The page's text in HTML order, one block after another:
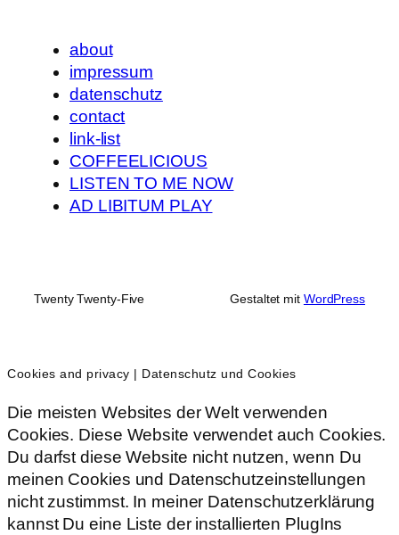
about
impressum
datenschutz
contact
link-list
COFFEELICIOUS
LISTEN TO ME NOW
AD LIBITUM PLAY
Twenty Twenty-Five Gestaltet mit WordPress
Cookies and privacy | Datenschutz und Cookies
Die meisten Websites der Welt verwenden
Cookies. Diese Website verwendet auch Cookies.
Du darfst diese Website nicht nutzen, wenn Du
meinen Cookies und Datenschutzeinstellungen
nicht zustimmst. In meiner Datenschutzerklärung
kannst Du eine Liste der installierten PlugIns